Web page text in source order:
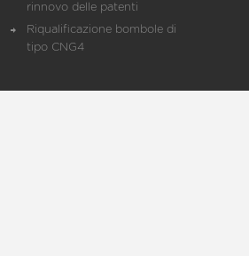
rinnovo delle patenti
Riqualificazione bombole di
tipo CNG4